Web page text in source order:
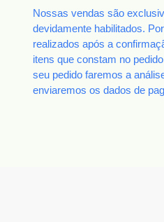
Nossas vendas são
devidamente habilitados.
realizados após a
itens que constam no
seu pedido faremos a
enviaremos os dados de